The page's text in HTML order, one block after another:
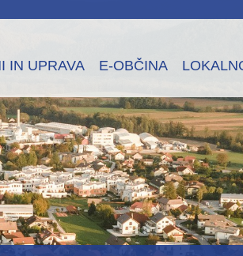
IN UPRAVA E-OBČINA